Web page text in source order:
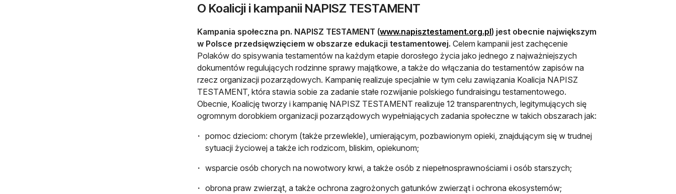
O Koalicji i kampanii NAPISZ TESTAMENT
Kampania społeczna pn. NAPISZ TESTAMENT (www.napisztestament.org.plotwiera się w nowej karcie
) jest obecnie największym
w Polsce przedsięwzięciem w obszarze edukacji testamentowej. Celem kampanii jest zachęcenie
Polaków do spisywania testamentów na każdym etapie dorosłego życia jako jednego z najważniejszych
dokumentów regulujących rodzinne sprawy majątkowe, a także do włączania do testamentów zapisów na
rzecz organizacji pozarządowych. Kampanię realizuje specjalnie w tym celu zawiązania Koalicja NAPISZ
TESTAMENT, która stawia sobie za zadanie stałe rozwijanie polskiego fundraisingu testamentowego.
Obecnie, Koalicję tworzy i kampanię NAPISZ TESTAMENT realizuje 12 transparentnych, legitymujących się
ogromnym dorobkiem organizacji pozarządowych wypełniających zadania społeczne w takich obszarach jak:
pomoc dzieciom: chorym (także przewlekle), umierającym, pozbawionym opieki, znajdującym się w trudnej
sytuacji życiowej a także ich rodzicom, bliskim, opiekunom;
wsparcie osób chorych na nowotwory krwi, a także osób z niepełnosprawnościami i osób starszych;
obrona praw zwierząt, a także ochrona zagrożonych gatunków zwierząt i ochrona ekosystemów;